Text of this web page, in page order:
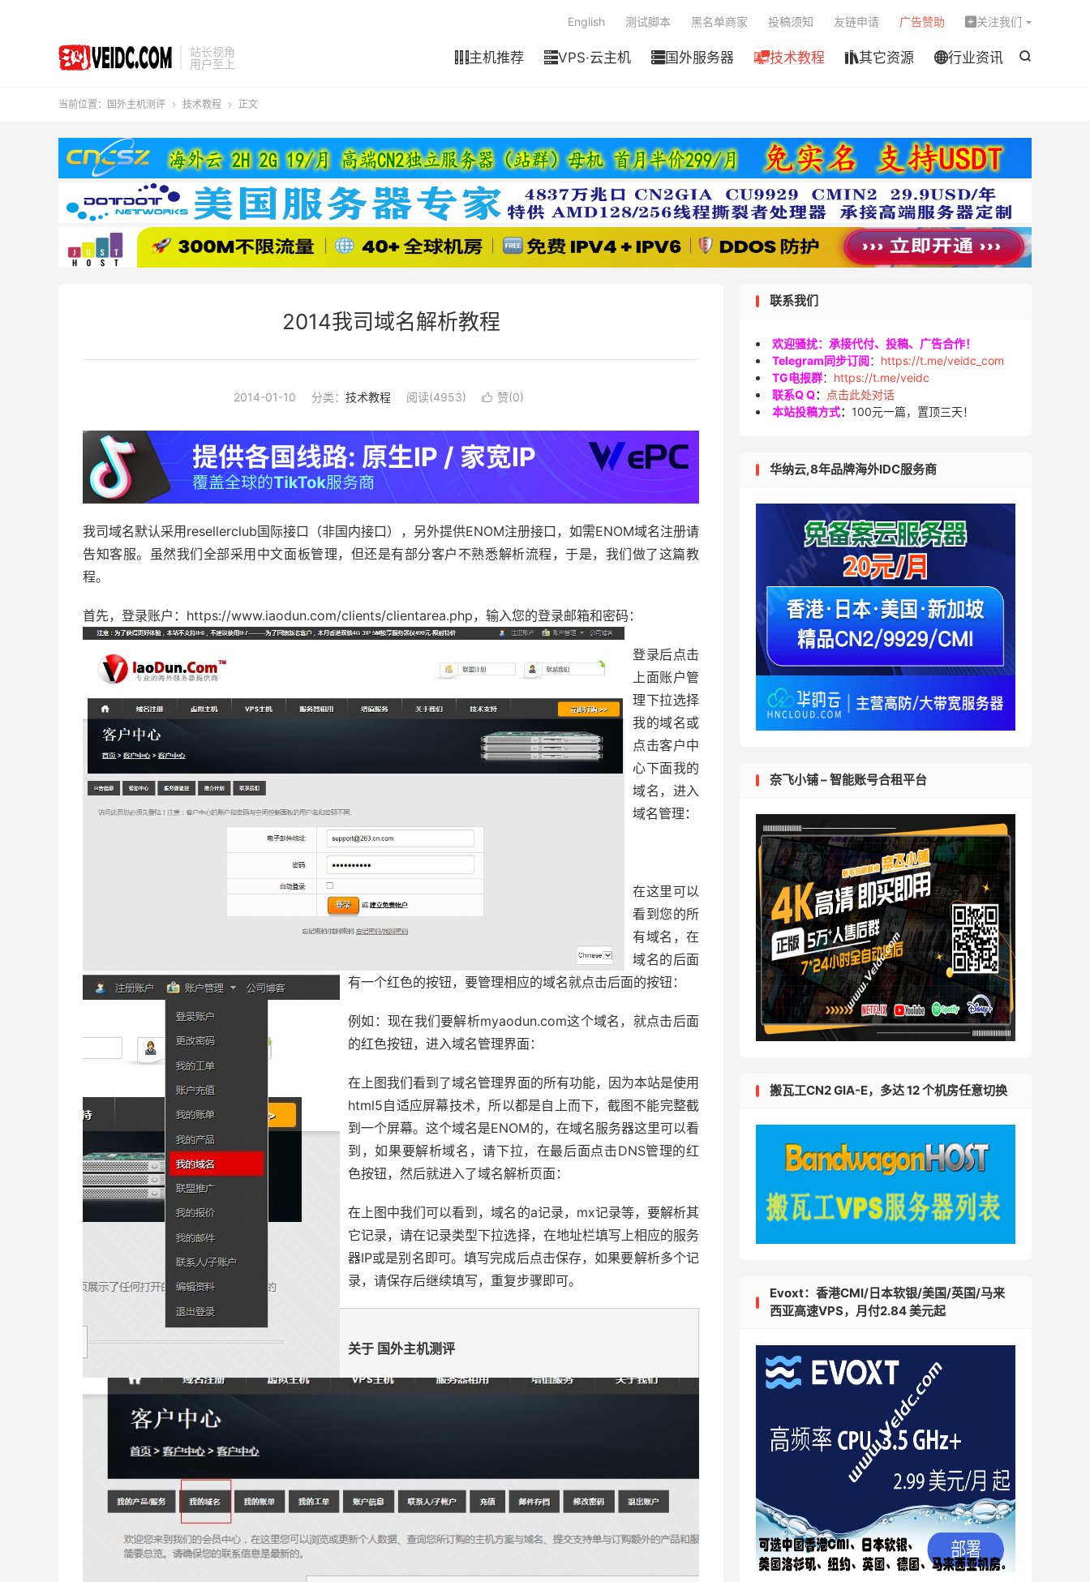
站长视角
用户至上

主机推荐 VPS·云主机 国外服务器 技术教程 其它资源 行业资讯
English 测试脚本 黑名单商家 投稿须知 友链申请 广告赞助  关注我们
当前位置： 国外主机测评  技术教程  正文
2014我司域名解析教程
2014-01-10 分类： 技术教程 阅读(4953)  赞(0)
我司域名默认采用resellerclub国际接口（非国内接口），另外提供ENOM注册接口，如需ENOM域名注册请
告知客服。虽然我们全部采用中文面板管理，但还是有部分客户不熟悉解析流程，于是，我们做了这篇教
程。
首先，登录账户：https://www.iaodun.com/clients/clientarea.php，输入您的登录邮箱和密码：
登录后点击
上面账户管
理下拉选择
我的域名或
点击客户中
心下面我的
域名，进入
域名管理：
在这里可以
看到您的所
有域名，在
域名的后面
有一个红色的按钮，要管理相应的域名就点击后面的按钮：
例如：现在我们要解析myaodun.com这个域名，就点击后面
的红色按钮，进入域名管理界面：
在上图我们看到了域名管理界面的所有功能，因为本站是使用
html5自适应屏幕技术，所以都是自上而下，截图不能完整截
到一个屏幕。这个域名是ENOM的，在域名服务器这里可以看
到，如果要解析域名，请下拉，在最后面点击DNS管理的红
色按钮，然后就进入了域名解析页面：
在上图中我们可以看到，域名的a记录，mx记录等，要解析其
它记录，请在记录类型下拉选择，在地址栏填写上相应的服务
器IP或是别名即可。填写完成后点击保存，如果要解析多个记
录，请保存后继续填写，重复步骤即可。
关于 国外主机测评
联系我们
欢迎骚扰：承接代付、投稿、广告合作！
Telegram同步订阅： https://t.me/veidc_com
TG电报群： https://t.me/veidc
联系Q Q：
点击此处对话
本站投稿方式： 100元一篇，置顶三天！
华纳云,8年品牌海外IDC服务商
奈飞小铺 – 智能账号合租平台
搬瓦工CN2 GIA-E，多达 12 个机房任意切换
Evoxt：香港CMI/日本软银/美国/英国/马来
西亚高速VPS，月付2.84 美元起